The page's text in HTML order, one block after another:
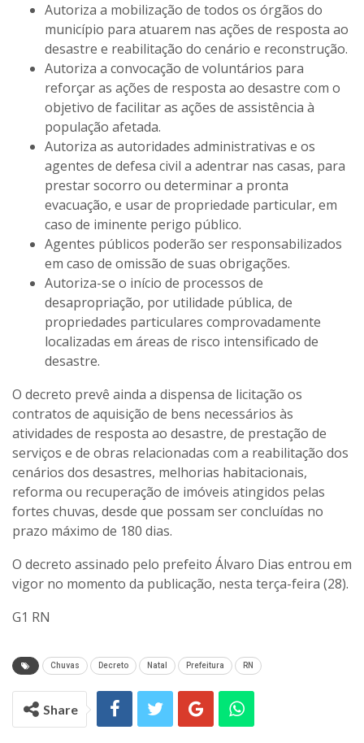
Autoriza a mobilização de todos os órgãos do
município para atuarem nas ações de resposta ao
desastre e reabilitação do cenário e reconstrução.
Autoriza a convocação de voluntários para
reforçar as ações de resposta ao desastre com o
objetivo de facilitar as ações de assistência à
população afetada.
Autoriza as autoridades administrativas e os
agentes de defesa civil a adentrar nas casas, para
prestar socorro ou determinar a pronta
evacuação, e usar de propriedade particular, em
caso de iminente perigo público.
Agentes públicos poderão ser responsabilizados
em caso de omissão de suas obrigações.
Autoriza-se o início de processos de
desapropriação, por utilidade pública, de
propriedades particulares comprovadamente
localizadas em áreas de risco intensificado de
desastre.
O decreto prevê ainda a dispensa de licitação os
contratos de aquisição de bens necessários às
atividades de resposta ao desastre, de prestação de
serviços e de obras relacionadas com a reabilitação dos
cenários dos desastres, melhorias habitacionais,
reforma ou recuperação de imóveis atingidos pelas
fortes chuvas, desde que possam ser concluídas no
prazo máximo de 180 dias.
O decreto assinado pelo prefeito Álvaro Dias entrou em
vigor no momento da publicação, nesta terça-feira (28).
G1 RN
Chuvas Decreto Natal Prefeitura RN
Share